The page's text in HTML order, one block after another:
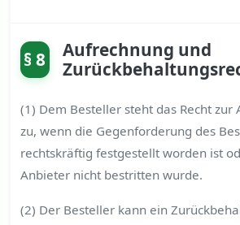
§ 8
Aufrechnung und
(1) Dem Besteller steht das Recht zur
zu, wenn die Gegenforderung des
rechtskräftig festgestellt worden ist
Anbieter nicht bestritten wurde.
(2) Der Besteller kann ein